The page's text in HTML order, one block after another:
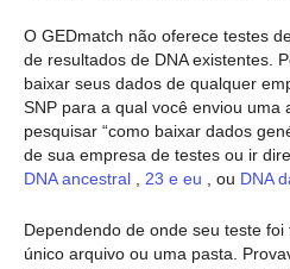
O GEDmatch não oferece testes
de resultados de DNA existentes.
baixar seus dados de qualquer
SNP para a qual você enviou uma
pesquisar “como baixar dados
de sua empresa de testes ou ir
DNA ancestral
23 e eu , ou DNA
Dependendo de onde seu teste
único arquivo ou uma pasta.